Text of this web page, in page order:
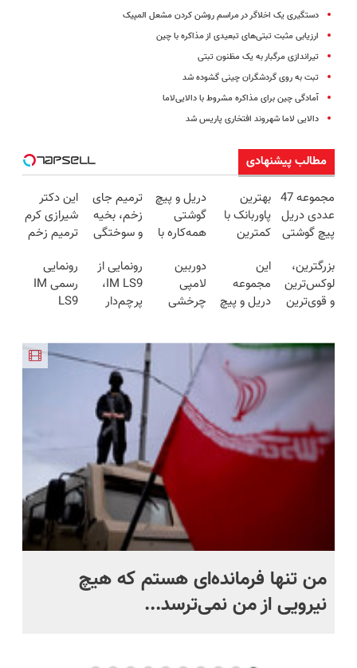
دستگیری یک اخلاگر در مراسم روشن کردن مشعل المپیک
ارزیابی مثبت تبتی‌های تبعیدی از مذاکره با چین
تیراندازی مرگبار به یک مظنون تبتی
تبت به روی گردشگران چینی گشوده شد
آمادگی چین برای مذاکره مشروط با دالایی‌لاما
دالایی لاما شهروند افتخاری پاریس شد
مطالب پیشنهادی
مجموعه 47
عددی دریل
پیچ گوشتی
(تخفیف به
مدت
محدود)
بهترین
پاوربانک با
کمترین
دریل و پیچ
گوشتی
همه‌کاره با
هوشمند ⚙️
(نصف
قیمت بازار
ترمیم جای
زخم، بخیه
و سوختگی
هفته!!😍
این دکتر
شیرازی کرم
ترمیم زخم
ساخت!!!
بزرگترین،
لوکس‌ترین
و قوی‌ترین
در ایران
رونمایی شد
این
مجموعه
دریل و پیچ
نصف قیمت
بخر!😉
دوربین
لامپی
چرخشی
حراج شد🔥
پرداخت
درب منزل
رونمایی از
IM LS9،
پرچم‌دار
شد
رونمایی
رسمی IM
LS9
ایران
من تنها فرمانده‌ای هستم که هیچ
نیرویی از من نمی‌ترسد...